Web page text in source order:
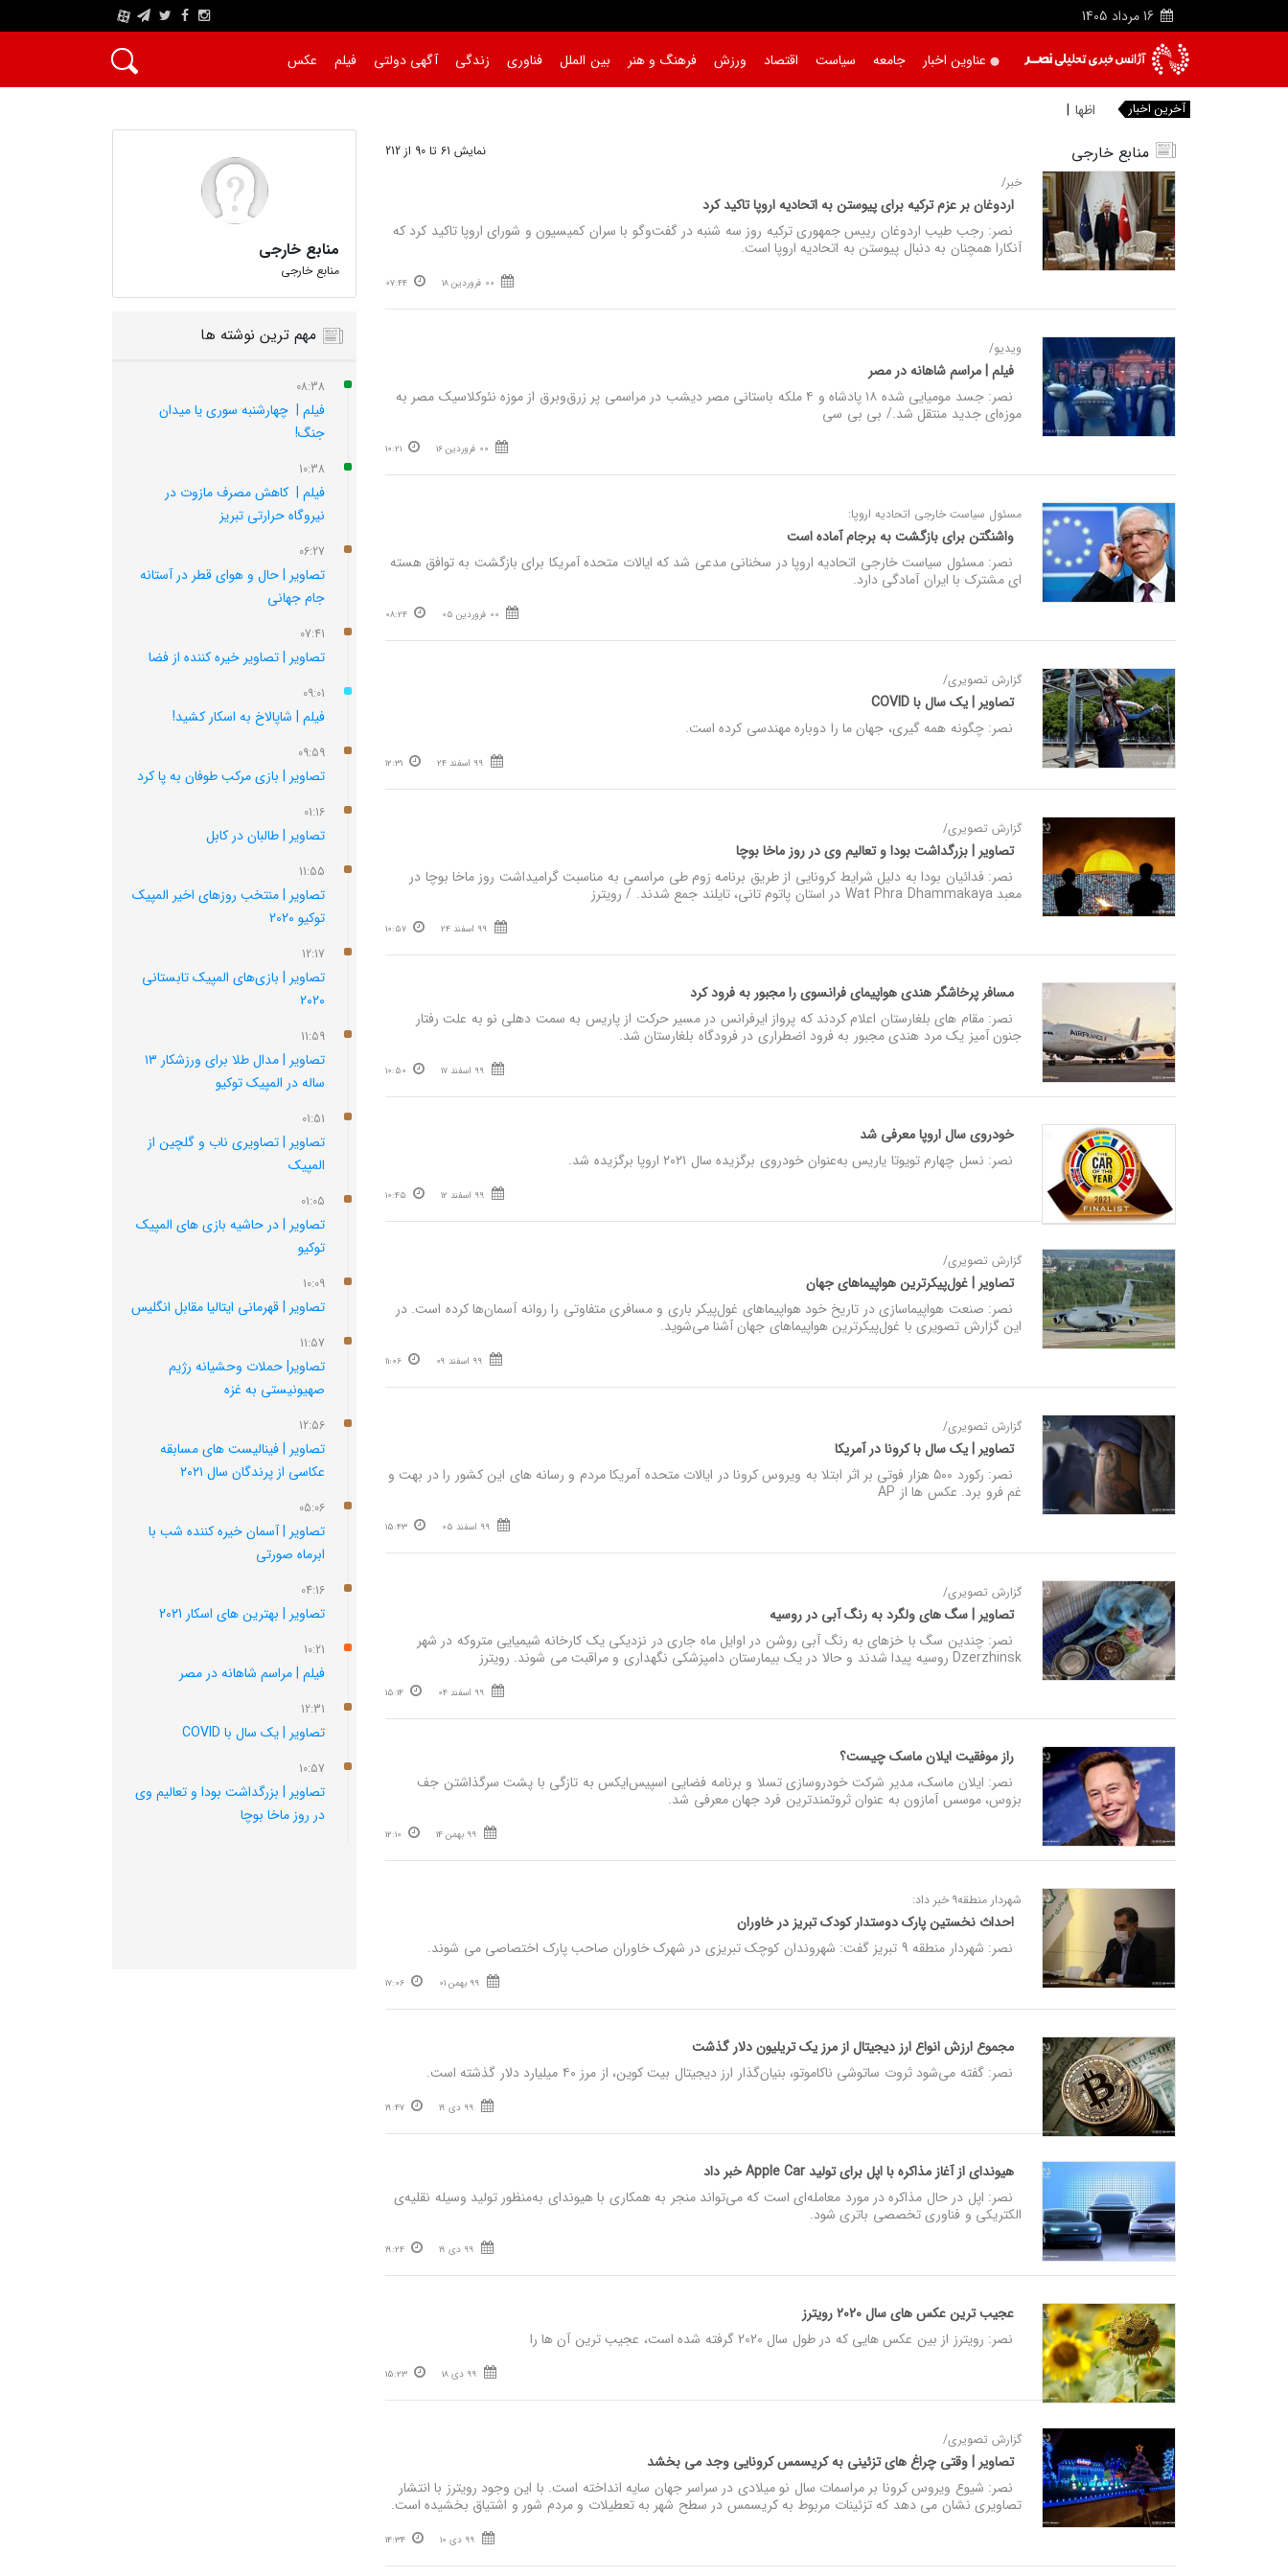
16 مرداد 1405
A
عناوین اخبار جامعه سیاست اقتصاد ورزش فرهنگ و هنر بین الملل فناوری زندگی آگهی دولتی فیلم عکس
آخرین اخبار اظهارات وزیر خزانه‌ داری آ
منابع خارجی
نمایش 61 تا 90 از 212
خبر/
اردوغان بر عزم ترکیه برای پیوستن به اتحادیه اروپا تاکید کرد
نصر: رجب طیب اردوغان رییس جمهوری ترکیه روز سه شنبه در گفت‌وگو با سران کمیسیون و شورای اروپا تاکید کرد که
آنکارا همچنان به دنبال پیوستن به اتحادیه اروپا است.
00 فروردین 18 07:44
ویدیو/
فیلم | مراسم شاهانه در مصر
نصر: جسد مومیایی شده ۱۸ پادشاه و ۴ ملکه باستانی مصر دیشب در مراسمی پر زرق‌وبرق از موزه نئوکلاسیک مصر به
موزه‌ای جدید منتقل شد./ بی بی سی
00 فروردین 16 10:21
مسئول سیاست خارجی اتحادیه اروپا:
واشنگتن برای بازگشت به برجام آماده است
نصر: مسئول سیاست خارجی اتحادیه اروپا در سخنانی مدعی شد که ایالات متحده آمریکا برای بازگشت به توافق هسته
ای مشترک با ایران آمادگی دارد.
00 فروردین 05 08:24
گزارش تصویری/
تصاویر | یک سال با COVID
نصر: چگونه همه گیری، جهان ما را دوباره مهندسی کرده است.
99 اسفند 24 12:31
گزارش تصویری/
تصاویر | بزرگداشت بودا و تعالیم وی در روز ماخا بوچا
نصر: فدائیان بودا به دلیل شرایط کرونایی از طریق برنامه زوم طی مراسمی به مناسبت گرامیداشت روز ماخا بوچا در
معبد Wat Phra Dhammakaya در استان پاتوم تانی، تایلند جمع شدند. / رویترز
99 اسفند 24 10:57
مسافر پرخاشگر هندی هواپیمای فرانسوی را مجبور به فرود کرد
نصر: مقام های بلغارستان اعلام کردند که پرواز ایرفرانس در مسیر حرکت از پاریس به سمت دهلی نو به علت رفتار
جنون آمیز یک مرد هندی مجبور به فرود اضطراری در فرودگاه بلغارستان شد.
99 اسفند 17 10:50
خودروی سال اروپا معرفی شد
نصر: نسل چهارم تویوتا یاریس به‌عنوان خودروی برگزیده سال ۲۰۲۱ اروپا برگزیده شد.
99 اسفند 12 10:45
گزارش تصویری/
تصاویر | غول‌پیکر‌ترین هواپیماهای جهان
نصر: صنعت هواپیماسازی در تاریخ خود هواپیماهای غول‌پیکر باری و مسافری متفاوتی را روانه آسمان‌ها کرده است. در
این گزارش تصویری با غول‌پیکر‌ترین هواپیماهای جهان آشنا می‌شوید.
99 اسفند 09 11:06
گزارش تصویری/
تصاویر | یک سال با کرونا در آمریکا
نصر: رکورد ۵۰۰ هزار فوتی بر اثر ابتلا به ویروس کرونا در ایالات متحده آمریکا مردم و رسانه های این کشور را در بهت و
غم فرو برد. عکس ها از AP
99 اسفند 05 15:43
گزارش تصویری/
تصاویر | سگ های ولگرد به رنگ آبی در روسیه
نصر: چندین سگ با خزهای به رنگ آبی روشن در اوایل ماه جاری در نزدیکی یک کارخانه شیمیایی متروکه در شهر
Dzerzhinsk روسیه پیدا شدند و حالا در یک بیمارستان دامپزشکی نگهداری و مراقبت می شوند. رویترز
99 اسفند 04 15:14
راز موفقیت ایلان ماسک چیست؟
نصر: ایلان ماسک، مدیر شرکت‌ خودروسازی تسلا و برنامه فضایی اسپیس‌ایکس به تازگی با پشت‌ سرگذاشتن جف
بزوس، موسس آمازون به عنوان ثروتمندترین فرد جهان معرفی شد.
99 بهمن 14 12:10
شهردار منطقه۹ خبر داد:
احداث نخستین پارک دوستدار کودک تبریز در خاوران
نصر: شهردار منطقه 9 تبریز گفت: شهروندان کوچک تبریزی در شهرک خاوران صاحب پارک اختصاصی می شوند.
99 بهمن 01 17:06
مجموع ارزش انواع ارز دیجیتال از مرز یک تریلیون دلار گذشت
نصر: گفته می‌شود ثروت ساتوشی ناکاموتو، بنیان‌گذار ارز دیجیتال بیت کوین، از مرز ۴۰ میلیارد دلار گذشته است.
99 دی 19 19:47
هیوندای از آغاز مذاکره با اپل برای تولید Apple Car خبر داد
نصر: اپل در حال مذاکره در مورد معامله‌ای است که می‌تواند منجر به همکاری با هیوندای به‌منظور تولید وسیله نقلیه‌ی
الکتریکی و فناوری تخصصی باتری شود.
99 دی 19 19:24
عجیب ترین عکس های سال 2020 رویترز
نصر: رویترز از بین عکس هایی که در طول سال 2020 گرفته شده است، عجیب ترین آن ها را
99 دی 18 15:23
گزارش تصویری/
تصاویر | وقتی چراغ های تزئینی به کریسمس کرونایی وجد می بخشد
نصر: شیوع ویروس کرونا بر مراسمات سال نو میلادی در سراسر جهان سایه انداخته است. با این وجود رویترز با انتشار
تصاویری نشان می دهد که تزئینات مربوط به کریسمس در سطح شهر به تعطیلات و مردم شور و اشتیاق بخشیده است.
99 دی 10 14:34
منابع خارجی
منابع خارجی
مهم ترین نوشته ها
08:38
فیلم | چهارشنبه سوری یا میدان
جنگ!
10:38
فیلم | کاهش مصرف مازوت در
نیروگاه حرارتی تبریز
06:27
تصاویر | حال و هوای قطر در آستانه
جام جهانی
07:41
تصاویر | تصاویر خیره کننده از فضا
09:01
فیلم | شاپالاخ به اسکار کشید!
09:59
تصاویر | بازی مرکب طوفان به پا کرد
01:16
تصاویر | طالبان در کابل
11:55
تصاویر | منتخب روزهای اخیر المپیک
توکیو 2020
12:17
تصاویر | بازی‌های المپیک تابستانی
۲۰۲۰
11:59
تصاویر | مدال طلا برای ورزشکار ۱۳
ساله در المپیک توکیو
01:51
تصاویر | تصاویری ناب و گلچین از
المپیک
01:05
تصاویر | در حاشیه بازی های المپیک
توکیو
10:09
تصاویر | قهرمانی ایتالیا مقابل انگلیس
11:57
تصاویر| حملات وحشیانه رژیم
صهیونیستی به غزه
12:56
تصاویر | فینالیست های مسابقه
عکاسی از پرندگان سال ۲۰۲۱
05:06
تصاویر | آسمان خیره کننده شب با
ابرماه صورتی
04:16
تصاویر | بهترین های اسکار 2021
10:21
فیلم | مراسم شاهانه در مصر
12:31
تصاویر | یک سال با COVID
10:57
تصاویر | بزرگداشت بودا و تعالیم وی
در روز ماخا بوچا